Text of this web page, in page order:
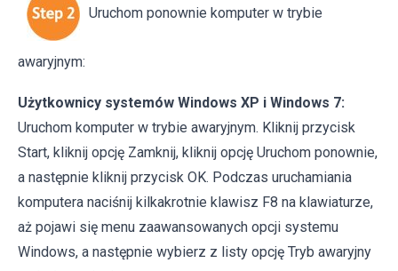
Uruchom ponownie komputer w trybie
awaryjnym:
Użytkownicy systemów Windows XP i Windows 7:
Uruchom komputer w trybie awaryjnym. Kliknij przycisk
Start, kliknij opcję Zamknij, kliknij opcję Uruchom ponownie,
a następnie kliknij przycisk OK. Podczas uruchamiania
komputera naciśnij kilkakrotnie klawisz F8 na klawiaturze,
aż pojawi się menu zaawansowanych opcji systemu
Windows, a następnie wybierz z listy opcję Tryb awaryjny